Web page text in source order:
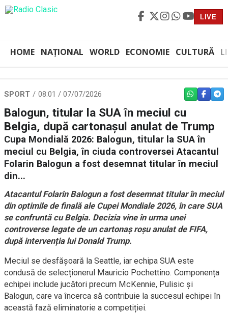
LIVE
HOME NAȚIONAL WORLD ECONOMIE CULTURĂ
SPORT 08:01 / 07/07/2026 WHATSAPP
Balogun, titular la SUA în meciul cu
Belgia, după cartonașul anulat de Trump
Cupa Mondială 2026: Balogun, titular la SUA în
meciul cu Belgia, în ciuda controversei Atacantul
Folarin Balogun a fost desemnat titular în meciul
din...
Atacantul Folarin Balogun a fost desemnat titular în meciul
din optimile de finală ale Cupei Mondiale 2026, în care SUA
se confruntă cu Belgia. Decizia vine în urma unei
controverse legate de un cartonaș roșu anulat de FIFA,
după intervenția lui Donald Trump.
Meciul se desfășoară la Seattle, iar echipa SUA este
condusă de selecționerul Mauricio Pochettino. Componența
echipei include jucători precum McKennie, Pulisic și
Balogun, care va încerca să contribuie la succesul echipei în
această fază eliminatorie a competiției.